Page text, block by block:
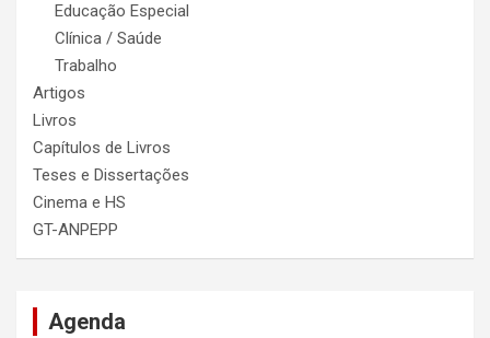
Educação Especial
Clínica / Saúde
Trabalho
Artigos
Livros
Capítulos de Livros
Teses e Dissertações
Cinema e HS
GT-ANPEPP
Agenda